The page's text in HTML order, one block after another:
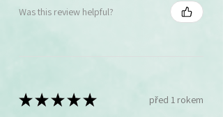
Was this review helpful?
★★★★★ před 1 rokem